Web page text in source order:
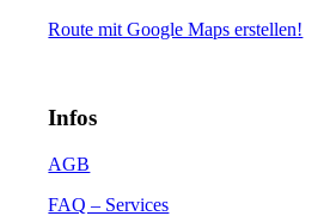
Route mit Google Maps erstellen!
Infos
AGB
FAQ – Services